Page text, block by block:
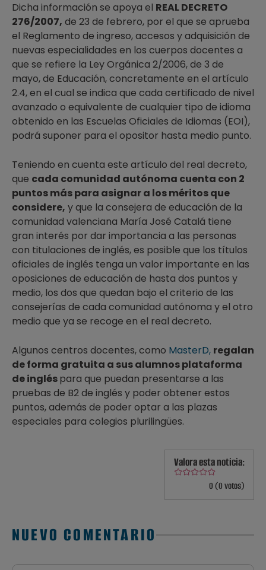
Dicha información se apoya el REAL DECRETO
276/2007, de 23 de febrero, por el que se aprueba
el Reglamento de ingreso, accesos y adquisición de
nuevas especialidades en los cuerpos docentes a
que se refiere la Ley Orgánica 2/2006, de 3 de
mayo, de Educación, concretamente en el artículo
2.4, en el cual se indica que cada certificado de nivel
avanzado o equivalente de cualquier tipo de idioma
obtenido en las Escuelas Oficiales de Idiomas (EOI),
podrá suponer para el opositor hasta medio punto.
Teniendo en cuenta este artículo del real decreto,
que cada comunidad autónoma cuenta con 2
puntos más para asignar a los méritos que
considere, y que la consejera de educación de la
comunidad valenciana María José Catalá tiene
gran interés por dar importancia a las personas
con titulaciones de inglés, es posible que los títulos
oficiales de inglés tenga un valor importante en las
oposiciones de educación de hasta dos puntos y
medio, los dos que quedan bajo el criterio de las
consejerías de cada comunidad autónoma y el otro
medio que ya se recoge en el real decreto.
Algunos centros docentes, como MasterD, regalan
de forma gratuita a sus alumnos plataforma
de ingléspara que puedan presentarse a las
pruebas de B2 de inglés y poder obtener estos
puntos, además de poder optar a las plazas
especiales para colegios plurilingües.
Valora esta noticia:
0 (0 votos)
NUEVO COMENTARIO